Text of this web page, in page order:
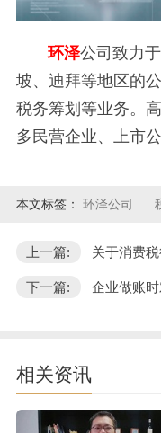
环泽公司致力
坡、迪拜等地区的
税务筹划等业务。
多民营企业、上市
本文标签： 环泽公司
上一篇: 关于消费
下一篇: 企业做账
相关资讯